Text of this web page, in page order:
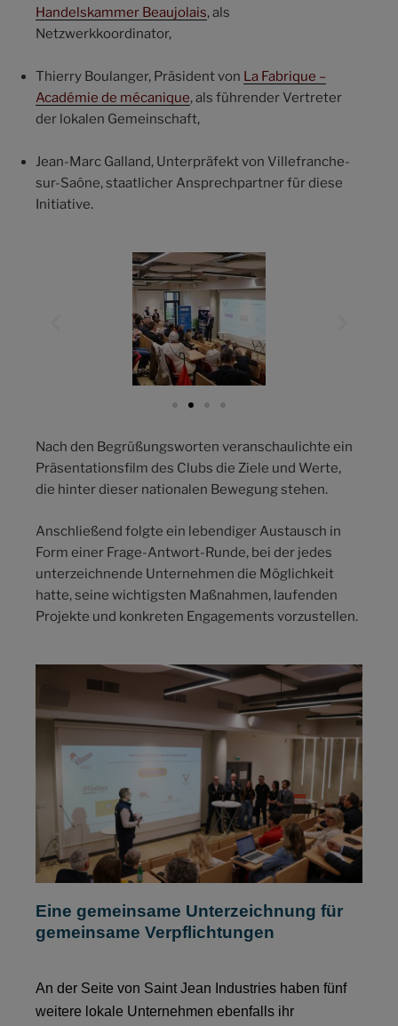
Handelskammer Beaujolais, als
Netzwerkkoordinator,
Thierry Boulanger, Präsident von La Fabrique –
Académie de mécanique, als führender Vertreter
der lokalen Gemeinschaft,
Jean-Marc Galland, Unterpräfekt von Villefranche-
sur-Saône, staatlicher Ansprechpartner für diese
Initiative.
Nach den Begrüßungsworten veranschaulichte ein
Präsentationsfilm des Clubs die Ziele und Werte,
die hinter dieser nationalen Bewegung stehen.
Anschließend folgte ein lebendiger Austausch in
Form einer Frage-Antwort-Runde, bei der jedes
unterzeichnende Unternehmen die Möglichkeit
hatte, seine wichtigsten Maßnahmen, laufenden
Projekte und konkreten Engagements vorzustellen.
Eine gemeinsame Unterzeichnung für
gemeinsame Verpflichtungen
An der Seite von Saint Jean Industries haben fünf
weitere lokale Unternehmen ebenfalls ihr